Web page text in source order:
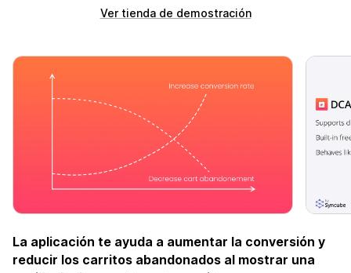
Ver tienda de demostración
La aplicación te ayuda a aumentar la conversión y
reducir los carritos abandonados al mostrar una